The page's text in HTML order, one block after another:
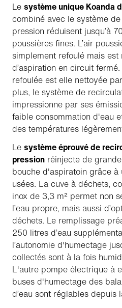
Le système unique Koanda
combiné avec le système
pression réduisent jusqu’à
poussières fines. L’air
simplement refoulé mais
d’aspiration en circuit
refoulée est elle nettoyée
plus, le système de
impressionne par ses
faible consommation d'eau
des températures
Le système éprouvé de
pression réinjecte de
bouche d'aspiratoin grâce à
usées. La cuve à déchets,
inox de 3,3 m² permet non
l’eau propre, mais aussi
déchets. Le remplissage
250 litres d’eau
l’autonomie d'humectage
collectés sont à la fois
L'autre pompe électrique à
buses d'humectage des
d’eau sont réglables depuis